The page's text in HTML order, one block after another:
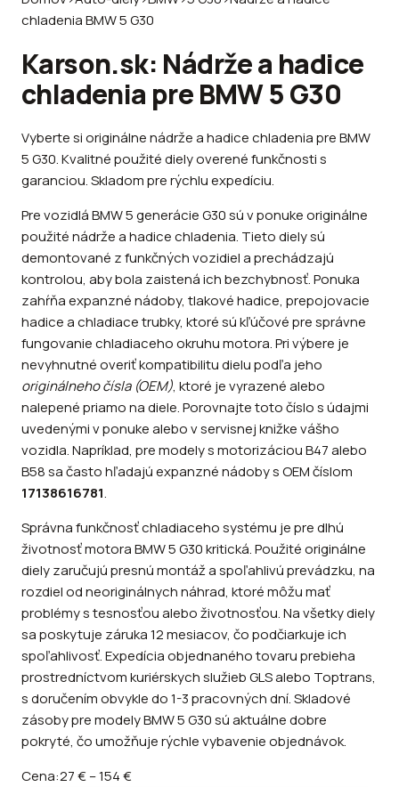
chladenia BMW 5 G30
Karson.sk: Nádrže a hadice
chladenia pre BMW 5 G30
Vyberte si originálne nádrže a hadice chladenia pre BMW
5 G30. Kvalitné použité diely overené funkčnosti s
garanciou. Skladom pre rýchlu expedíciu.
Pre vozidlá BMW 5 generácie G30 sú v ponuke originálne
použité nádrže a hadice chladenia. Tieto diely sú
demontované z funkčných vozidiel a prechádzajú
kontrolou, aby bola zaistená ich bezchybnosť. Ponuka
zahŕňa expanzné nádoby, tlakové hadice, prepojovacie
hadice a chladiace trubky, ktoré sú kľúčové pre správne
fungovanie chladiaceho okruhu motora. Pri výbere je
nevyhnutné overiť kompatibilitu dielu podľa jeho
originálneho čísla (OEM), ktoré je vyrazené alebo
nalepené priamo na diele. Porovnajte toto číslo s údajmi
uvedenými v ponuke alebo v servisnej knižke vášho
vozidla. Napríklad, pre modely s motorizáciou B47 alebo
B58 sa často hľadajú expanzné nádoby s OEM číslom
17138616781.
Správna funkčnosť chladiaceho systému je pre dlhú
životnosť motora BMW 5 G30 kritická. Použité originálne
diely zaručujú presnú montáž a spoľahlivú prevádzku, na
rozdiel od neoriginálnych náhrad, ktoré môžu mať
problémy s tesnosťou alebo životnosťou. Na všetky diely
sa poskytuje záruka 12 mesiacov, čo podčiarkuje ich
spoľahlivosť. Expedícia objednaného tovaru prebieha
prostredníctvom kuriérskych služieb GLS alebo Toptrans,
s doručením obvykle do 1-3 pracovných dní. Skladové
zásoby pre modely BMW 5 G30 sú aktuálne dobre
pokryté, čo umožňuje rýchle vybavenie objednávok.
Cena:27 €–154 €